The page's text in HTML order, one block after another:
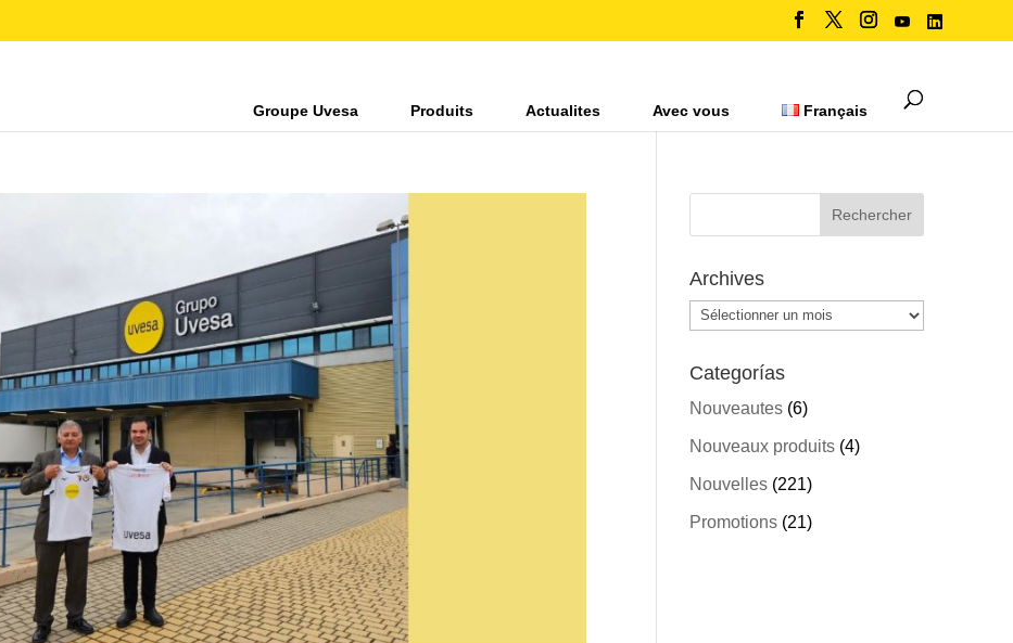
Groupe Uvesa Produits Actualites Avec vous Français
Archives
Archives
Categorías
Nouveautes(6)
Nouveaux produits(4)
Nouvelles(221)
Promotions(21)